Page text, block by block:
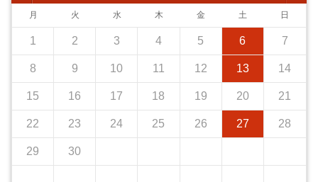
月 火 水 木 金 土 日
1 2 3 4 5 6 7
8 9 10 11 12 13 14
15 16 17 18 19 20 21
22 23 24 25 26 27 28
29 30